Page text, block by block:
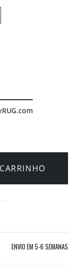
ENVIO EM 5-6 SEMANAS